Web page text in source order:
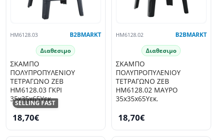
SELLING FAST
HM6128.03 B2BMARKT
Διαθεσιμο
ΣΚΑΜΠΟ
ΠΟΛΥΠΡΟΠΥΛΕΝΙΟΥ
ΤΕΤΡΑΓΩΝΟ ZEB
HM6128.03 ΓΚΡΙ
35x35x65Υεκ.
18,70€
HM6128.02 B2BMARKT
Διαθεσιμο
ΣΚΑΜΠΟ
ΠΟΛΥΠΡΟΠΥΛΕΝΙΟΥ
ΤΕΤΡΑΓΩΝΟ ZEB
HM6128.02 ΜΑΥΡΟ
35x35x65Υεκ.
18,70€